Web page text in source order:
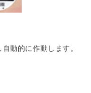
動的に作動します。